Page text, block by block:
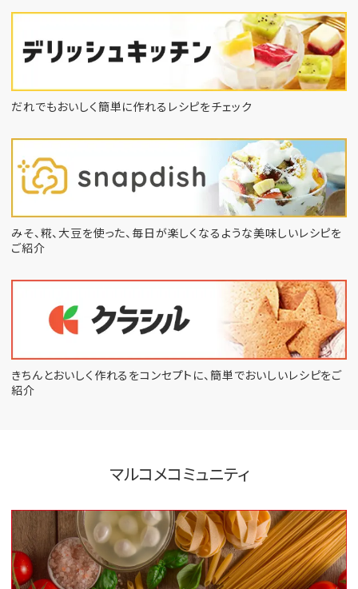
だれでもおいしく簡単に作れるレシピをチェック
みそ、糀、大豆を使った、毎日が楽しくなるような美味しいレシピを
ご紹介
きちんとおいしく作れるをコンセプトに、 簡単でおいしいレシピをご
紹介
マルコメコミュニティ